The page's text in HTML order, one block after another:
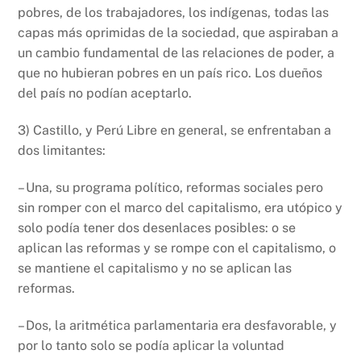
pobres, de los trabajadores, los indígenas, todas las
capas más oprimidas de la sociedad, que aspiraban a
un cambio fundamental de las relaciones de poder, a
que no hubieran pobres en un país rico. Los dueños
del país no podían aceptarlo.
3) Castillo, y Perú Libre en general, se enfrentaban a
dos limitantes:
– Una, su programa político, reformas sociales pero
sin romper con el marco del capitalismo, era utópico y
solo podía tener dos desenlaces posibles: o se
aplican las reformas y se rompe con el capitalismo, o
se mantiene el capitalismo y no se aplican las
reformas.
– Dos, la aritmética parlamentaria era desfavorable, y
por lo tanto solo se podía aplicar la voluntad